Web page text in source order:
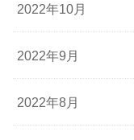
2022年10月
2022年9月
2022年8月